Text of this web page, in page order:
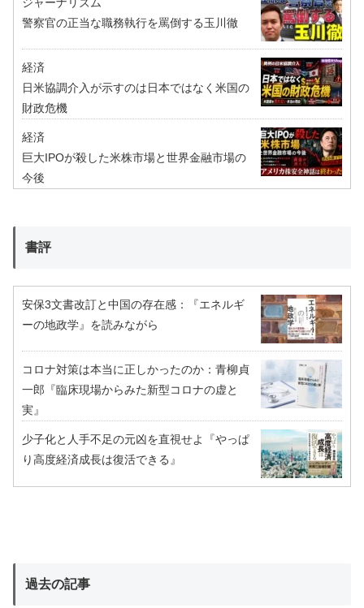
警察官の正当な職務執行を罵倒する玉川徹
経済
日米協調介入が示すのは日本ではなく米国の
財政危機
経済
巨大IPOが殺した米株市場と世界金融市場の
今後
書評
安保3文書改訂と中国の存在感：『エネルギ
ーの地政学』を読みながら
コロナ対策は本当に正しかったのか：青柳貞
一郎『臨床現場からみた新型コロナの虚と
実』
少子化と人手不足の元凶を直視せよ『やっぱ
り高度経済成長は復活できる』
過去の記事